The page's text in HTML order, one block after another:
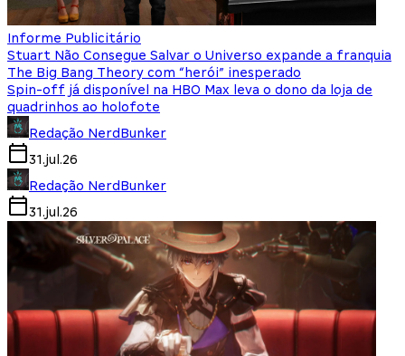
Informe Publicitário
Stuart Não Consegue Salvar o Universo expande a franquia
The Big Bang Theory com “herói” inesperado
Spin-off já disponível na HBO Max leva o dono da loja de
quadrinhos ao holofote
Redação NerdBunker
31.jul.26
Redação NerdBunker
31.jul.26